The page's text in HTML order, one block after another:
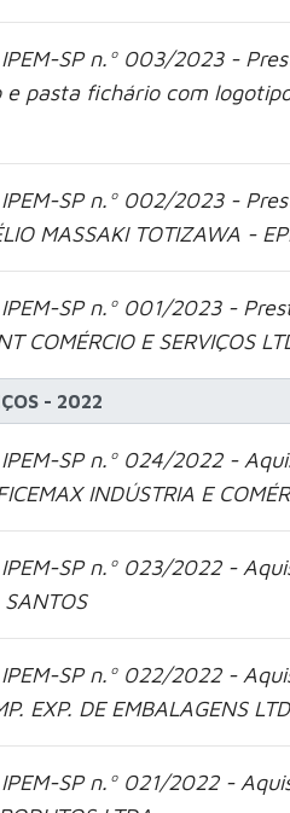
SP n.º 003/2023 -
e pasta fichário com
SP n.º 002/2023 -
MASSAKI TOTIZAWA -
SP n.º 001/2023 -
COMÉRCIO E SERVIÇOS
- 2022
SP n.º 024/2022 -
INDÚSTRIA E
SP n.º 023/2022 -
SP n.º 022/2022 -
EXP. DE EMBALAGENS
SP n.º 021/2022 -